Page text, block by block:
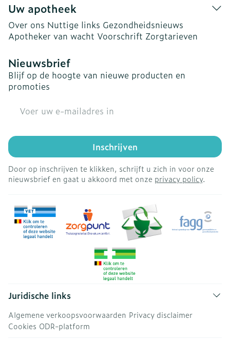
Uw apotheek
Over ons Nuttige links Gezondheidsnieuws
Apotheker van wacht Voorschrift Zorgtarieven
Nieuwsbrief
Blijf op de hoogte van nieuwe producten en
promoties
Inschrijven
Door op inschrijven te klikken, schrijft u zich in voor onze
nieuwsbrief en gaat u akkoord met onze privacy policy.
Juridische links
Algemene verkoopsvoorwaarden Privacy disclaimer
Cookies ODR-platform